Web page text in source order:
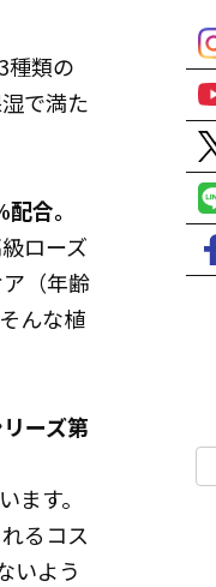
種類の
で満た
合。
ローズ
（年齢
んな植
ーズ第
す。
るコス
いよう